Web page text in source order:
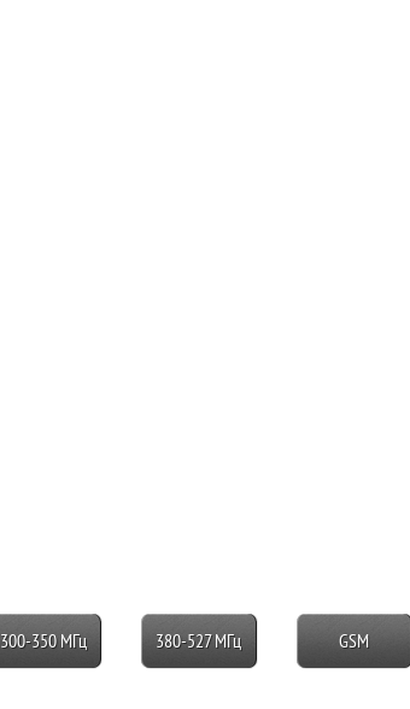
300-350 МГц 380-527 МГц GSM